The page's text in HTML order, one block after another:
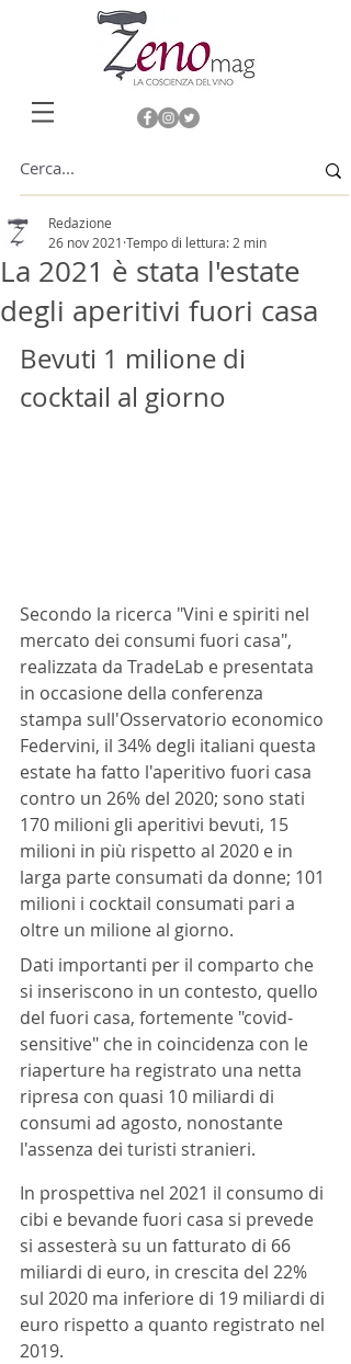
La 2021 è stata l'estate
degli aperitivi fuori casa
Redazione
26 nov 2021 Tempo di lettura: 2 min
Bevuti 1 milione di
cocktail al giorno
Secondo la ricerca "Vini e spiriti nel
mercato dei consumi fuori casa",
realizzata da TradeLab e presentata
in occasione della conferenza
stampa sull'Osservatorio economico
Federvini, il 34% degli italiani questa
estate ha fatto l'aperitivo fuori casa
contro un 26% del 2020; sono stati
170 milioni gli aperitivi bevuti, 15
milioni in più rispetto al 2020 e in
larga parte consumati da donne; 101
milioni i cocktail consumati pari a
oltre un milione al giorno.
Dati importanti per il comparto che
si inseriscono in un contesto, quello
del fuori casa, fortemente "covid-
sensitive" che in coincidenza con le
riaperture ha registrato una netta
ripresa con quasi 10 miliardi di
consumi ad agosto, nonostante
l'assenza dei turisti stranieri.
In prospettiva nel 2021 il consumo di
cibi e bevande fuori casa si prevede
si assesterà su un fatturato di 66
miliardi di euro, in crescita del 22%
sul 2020 ma inferiore di 19 miliardi di
euro rispetto a quanto registrato nel
2019.